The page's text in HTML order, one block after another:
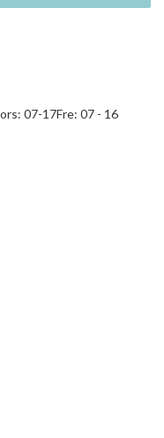
07-17Fre: 07 - 16